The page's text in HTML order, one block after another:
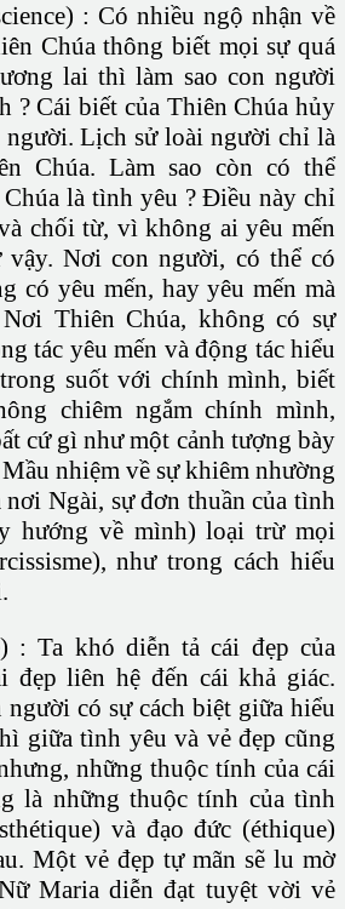
: Có nhiều ngộ nhận về
Chúa thông biết mọi sự quá
lai thì làm sao con người
? Cái biết của Thiên Chúa hủy
người. Lịch sử loài người chỉ là
Chúa. Làm sao còn có thể
là tình yêu ? Điều này chỉ
chối từ, vì không ai yêu mến
Nơi con người, có thể có
có yêu mến, hay yêu mến mà
Thiên Chúa, không có sự
tác yêu mến và động tác hiểu
suốt với chính mình, biết
chiêm ngắm chính mình,
cứ gì như một cảnh tượng bày
nhiệm về sự khiêm nhường
nơi Ngài, sự đơn thuần của tình
hướng về mình) loại trừ mọi
như trong cách hiểu
: Ta khó diễn tả cái đẹp của
đẹp liên hệ đến cái khả giác.
có sự cách biệt giữa hiểu
giữa tình yêu và vẻ đẹp cũng
những thuộc tính của cái
là những thuộc tính của tình
và đạo đức (éthique)
Một vẻ đẹp tự mãn sẽ lu mờ
Maria diễn đạt tuyệt vời vẻ